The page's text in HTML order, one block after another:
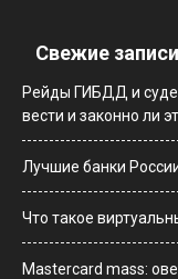
Свежие записи
Рейды ГИБДД и
вести и законно ли
Лучшие банки
Что такое
Мastercard mass: